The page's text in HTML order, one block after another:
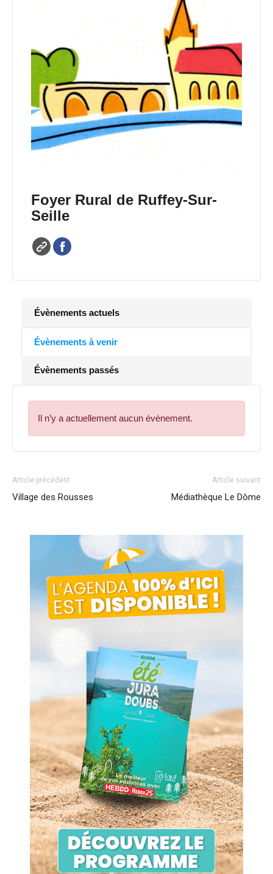
Foyer Rural de Ruffey-Sur-
Seille
Évènements actuels
Évènements à venir
Évènements passés
Il n’y a actuellement aucun évènement.
Article précédent
Village des Rousses
Article suivant
Médiathèque Le Dôme